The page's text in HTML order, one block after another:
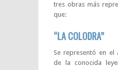
tres obras más
que:
“LA COLODRA”
Se representó en el
de la conocida